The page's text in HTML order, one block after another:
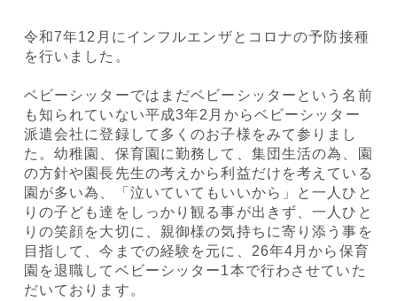
令和7年12月にインフルエンザとコロナの予防接種
を行いました。
ベビーシッターではまだベビーシッターという名前
も知られていない平成3年2月からベビーシッター
派遣会社に登録して多くのお子様をみて参りまし
た。幼稚園、保育園に勤務して、集団生活の為、園
の方針や園長先生の考えから利益だけを考えている
園が多い為、「泣いていてもいいから」と一人ひと
りの子ども達をしっかり観る事が出きず、一人ひと
りの笑顔を大切に、親御様の気持ちに寄り添う事を
目指して、今までの経験を元に、26年4月から保育
園を退職してベビーシッター1本で行わさせていた
だいております。